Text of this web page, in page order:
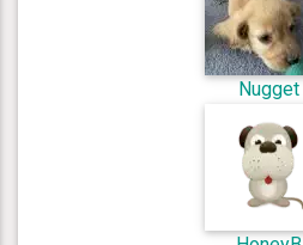
Nugget